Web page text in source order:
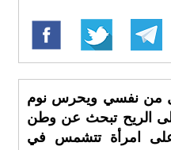
من نفسي ويحرس نوم
الريح تبحث عن وطن
امرأة تتشمس في